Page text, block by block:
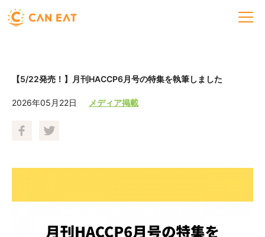
【5/22発売！】月刊HACCP6月号の特集を執筆しました
2026年05月22日 メディア掲載